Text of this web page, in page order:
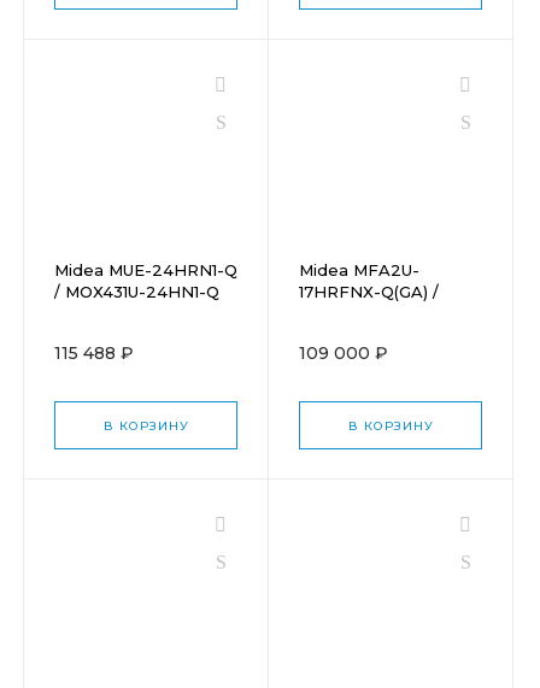
Midea MUE-24HRN1-Q
/ MOX431U-24HN1-Q
115 488 ₽
В КОРЗИНУ
Midea MFA2U-
17HRFNX-Q(GA) /
109 000 ₽
В КОРЗИНУ